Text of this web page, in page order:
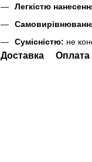
Легкістю
Сумісністю: не
Доставка Оплата